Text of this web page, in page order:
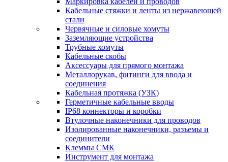
Кабельные стяжки и ленты из нержавеющей
стали
Червячные и силовые хомуты
Заземляющие устройства
Трубные хомуты
Кабельные скобы
Аксессуары для прямого монтажа
Металлорукав, фитинги для ввода и
соединения
Кабельная протяжка (УЗК)
Герметичные кабельные вводы
IP68 коннекторы и коробки
Втулочные наконечники для проводов
Изолированные наконечники, разъемы и
соединители
Клеммы СМК
Инструмент для монтажа